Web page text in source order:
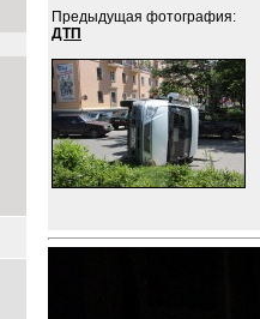
Предыдущая фотография:
ДТП